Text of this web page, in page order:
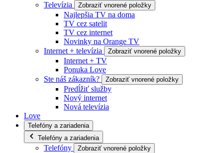
Televízia
Zobraziť vnorené položky
Najlepšia TV na doma
TV cez satelit
TV cez internet
Novinky na Orange TV
Internet + televízia
Zobraziť vnorené položky
Internet + TV
Ponuka Love
Ste náš zákazník?
Zobraziť vnorené položky
Predĺžiť služby
Nový internet
Nová televízia
Love
Telefóny a zariadenia
Telefóny a zariadenia
Telefóny Zobraziť vnorené položky